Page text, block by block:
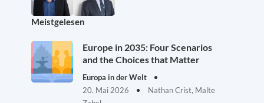
Meistgelesen
Europe in 2035: Four Scenarios
and the Choices that Matter
Europa in der Welt
20. Mai 2026
Nathan Crist, Malte